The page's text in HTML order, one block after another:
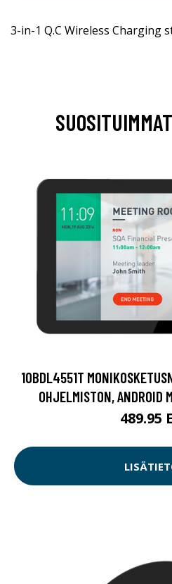
3-in-1 Q.C Wireless Charging
10BDL4551T
OHJELMISTON, ANDROID
489.95